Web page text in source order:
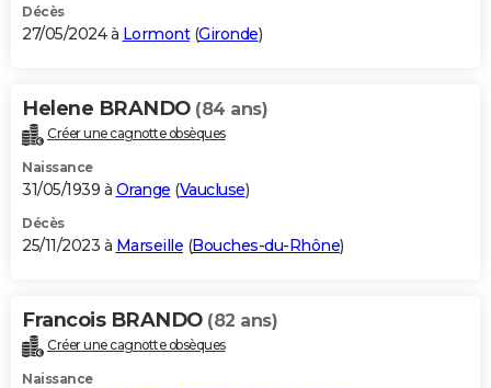
Décès
27/05/2024 à Lormont(Gironde)
Helene BRANDO (84 ans)
Créer une cagnotte obsèques
Naissance
31/05/1939 à Orange (Vaucluse)
Décès
25/11/2023 à Marseille (Bouches-du-Rhône)
Francois BRANDO (82 ans)
Créer une cagnotte obsèques
Naissance